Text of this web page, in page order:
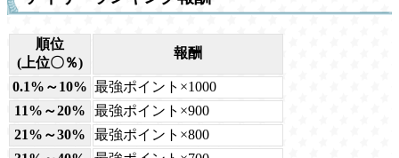
順位
(上位〇％)
報酬
0.1%～10% 最強ポイント×1000
11%～20%
最強ポイント×900
21%～30%
最強ポイント×800